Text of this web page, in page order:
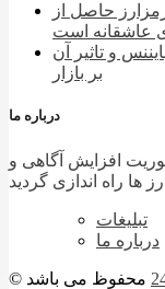
دلار رمزارز حاصل از
عاشقانه است
بایننس و تاثیر آن
بر بازار
درباره ما
24 در سال 1401 با ماموریت افزایش آگاهی و
تبلیغات
درباره ما